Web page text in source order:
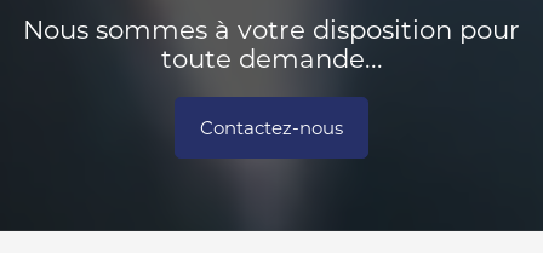
Nous sommes à votre disposition pour
toute demande...
Contactez-nous